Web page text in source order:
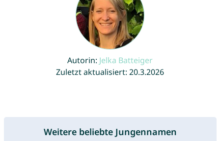
Autorin: Jelka Batteiger
Zuletzt aktualisiert: 20.3.2026
Weitere beliebte Jungennamen